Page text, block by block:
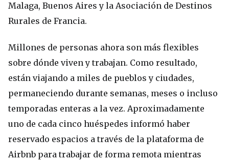
Malaga, Buenos Aires y la Asociación de Destinos
Rurales de Francia.
Millones de personas ahora son más flexibles
sobre dónde viven y trabajan. Como resultado,
están viajando a miles de pueblos y ciudades,
permaneciendo durante semanas, meses o incluso
temporadas enteras a la vez. Aproximadamente
uno de cada cinco huéspedes informó haber
reservado espacios a través de la plataforma de
Airbnb para trabajar de forma remota mientras